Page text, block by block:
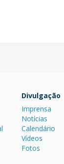
Divulgação
Imprensa
Notícias
Calendário
Vídeos
Fotos